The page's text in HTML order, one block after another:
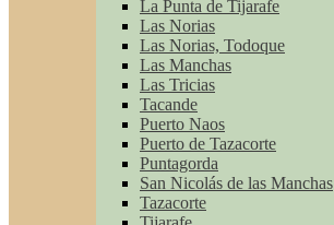
La Punta de Tijarafe
Las Norias
Las Norias, Todoque
Las Manchas
Las Tricias
Tacande
Puerto Naos
Puerto de Tazacorte
Puntagorda
San Nicolás de las Manchas
Tazacorte